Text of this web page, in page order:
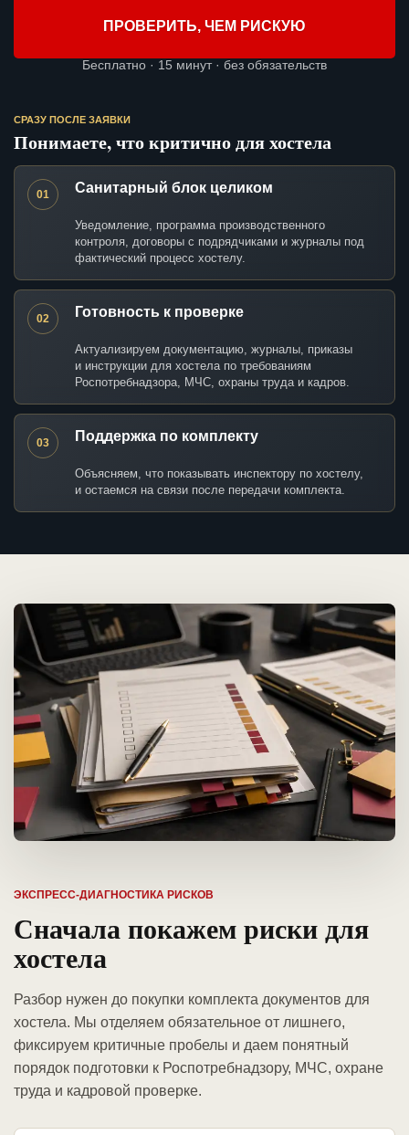
ПРОВЕРИТЬ, ЧЕМ РИСКУЮ
Бесплатно · 15 минут · без обязательств
СРАЗУ ПОСЛЕ ЗАЯВКИ
Понимаете, что критично для хостела
01 Санитарный блок целиком
Уведомление, программа производственного
контроля, договоры с подрядчиками и журналы под
фактический процесс хостелу.
02 Готовность к проверке
Актуализируем документацию, журналы, приказы
и инструкции для хостела по требованиям
Роспотребнадзора, МЧС, охраны труда и кадров.
03 Поддержка по комплекту
Объясняем, что показывать инспектору по хостелу,
и остаемся на связи после передачи комплекта.
ЭКСПРЕСС-ДИАГНОСТИКА РИСКОВ
Сначала покажем риски для
хостела
Разбор нужен до покупки комплекта документов для
хостела. Мы отделяем обязательное от лишнего,
фиксируем критичные пробелы и даем понятный
порядок подготовки к Роспотребнадзору, МЧС, охране
труда и кадровой проверке.